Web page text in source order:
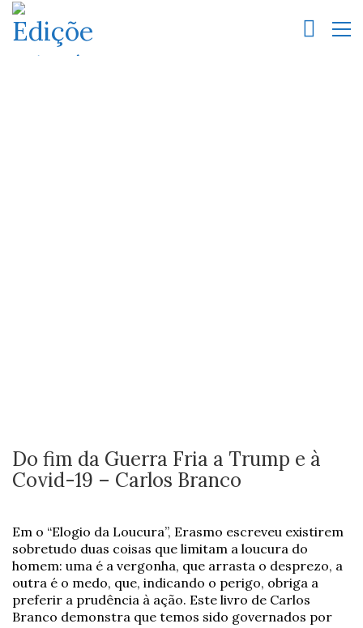
Do fim da Guerra Fria a Trump e à
Covid-19 – Carlos Branco
Em o “Elogio da Loucura”, Erasmo escreveu existirem
sobretudo duas coisas que limitam a loucura do
homem: uma é a vergonha, que arrasta o desprezo, a
outra é o medo, que, indicando o perigo, obriga a
preferir a prudência à ação. Este livro de Carlos
Branco demonstra que temos sido governados por